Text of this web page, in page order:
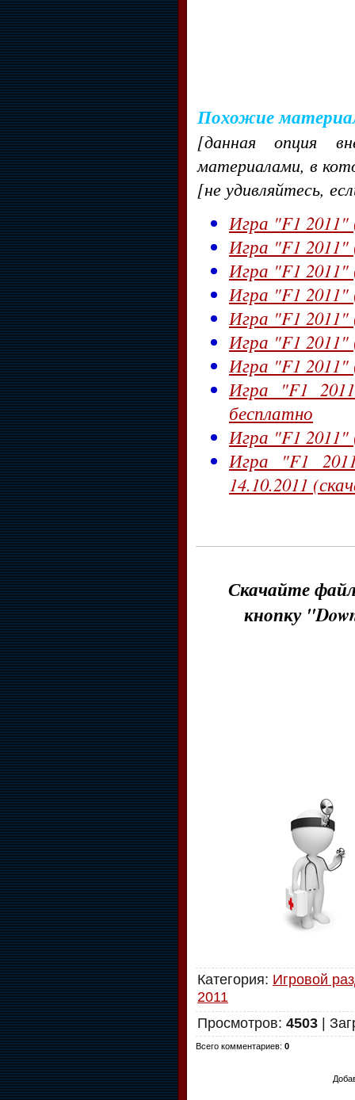
Похожие
[данная опция
материалами, в
[не удивляйтесь,
Игра "F1 2011"
Игра "F1 2011"
Игра "F1 2011"
Игра "F1 2011"
Игра "F1 2011"
Игра "F1 2011"
Игра "F1 2011"
Игра "F1
бесплатно
Игра "F1 2011"
Игра "F1
14.10.2011
Скачайте
кнопку
Категория: Игровой
2011
Просмотров: 4503 |
Всего комментариев: 0